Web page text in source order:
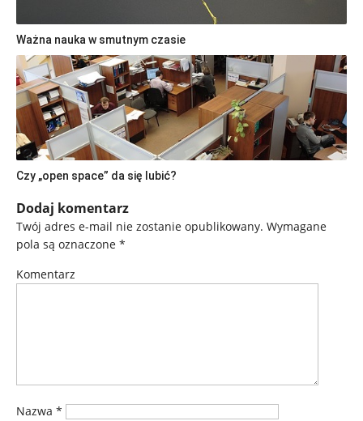
Ważna nauka w smutnym czasie
Czy „open space” da się lubić?
Dodaj komentarz
Twój adres e-mail nie zostanie opublikowany. Wymagane
pola są oznaczone *
Komentarz
Nazwa *